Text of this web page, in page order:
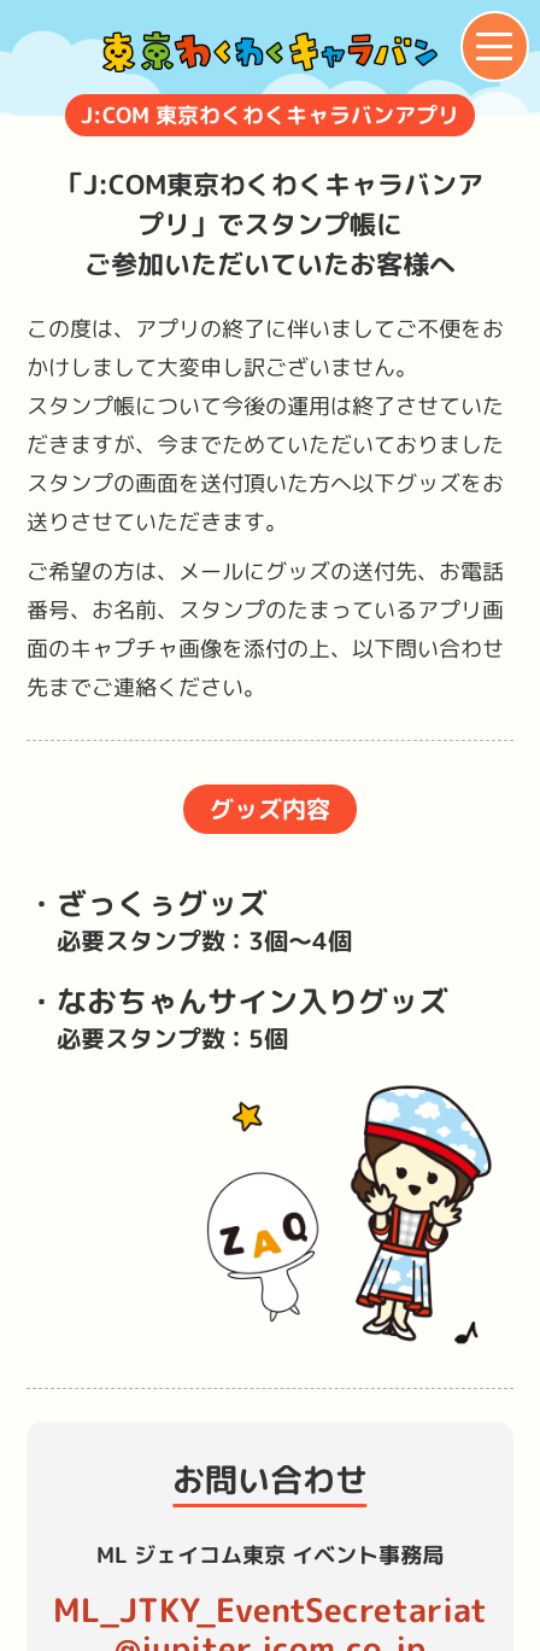
J:COM 東京わくわくキャラバンアプリ
「J:COM東京わくわくキャラバンア
プリ」でスタンプ帳に
ご参加いただいていたお客様へ
この度は、アプリの終了に伴いましてご不便をお
かけしまして大変申し訳ございません。
スタンプ帳について今後の運用は終了させていた
だきますが、今までためていただいておりました
スタンプの画面を送付頂いた方へ以下グッズをお
送りさせていただきます。
ご希望の方は、メールにグッズの送付先、お電話
番号、お名前、スタンプのたまっているアプリ画
面のキャプチャ画像を添付の上、以下問い合わせ
先までご連絡ください。
グッズ内容
・ざっくぅグッズ
必要スタンプ数：3個〜4個
・なおちゃんサイン入りグッズ
必要スタンプ数：5個
お問い合わせ
ML ジェイコム東京 イベント事務局
ML_JTKY_EventSecretariat